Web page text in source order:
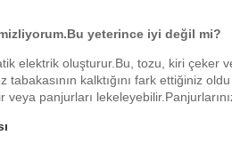
yeterince iyi değil mi?
elektrik oluşturur.Bu, tozu, kiri çeker
tabakasının kalktığını fark ettiğiniz
veya panjurları